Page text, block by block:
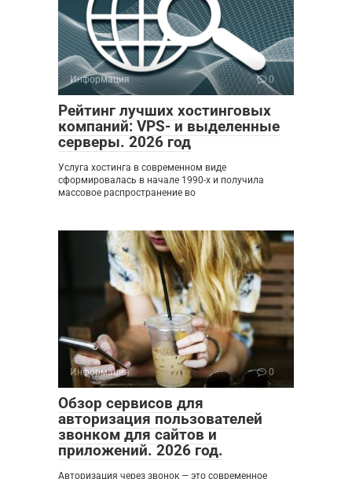
Информация 0
Рейтинг лучших хостинговых
компаний: VPS- и выделенные
серверы. 2026 год
Услуга хостинга в современном виде
сформировалась в начале 1990-х и получила
массовое распространение во
Информация 0
Обзор сервисов для
авторизация пользователей
звонком для сайтов и
приложений. 2026 год.
Авторизация через звонок — это современное